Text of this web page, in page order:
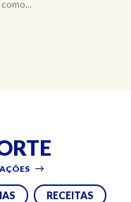
RECEITAS